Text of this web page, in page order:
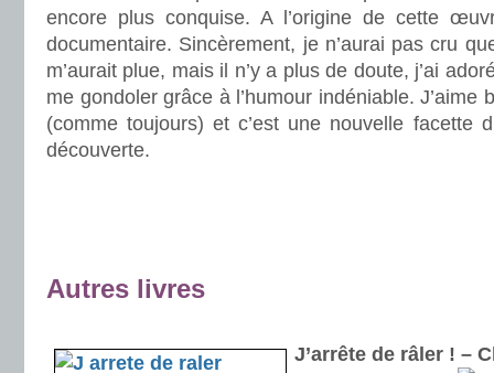
encore plus conquise. A l’origine de cette
documentaire. Sincèrement, je n’aurai pas cru
m’aurait plue, mais il n’y a plus de doute, j’ai
me gondoler grâce à l’humour indéniable. J’aime
(comme toujours) et c’est une nouvelle facette
découverte.
Autres livres
J’arrête de râler ! –